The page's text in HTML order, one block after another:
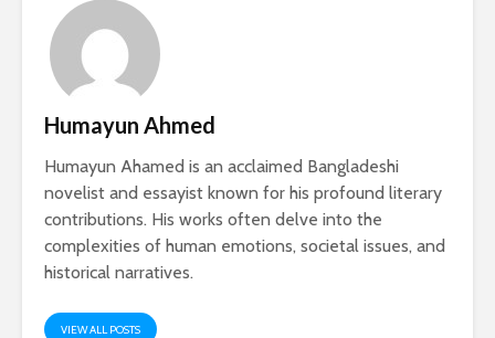
Humayun Ahmed
Humayun Ahamed is an acclaimed Bangladeshi
novelist and essayist known for his profound literary
contributions. His works often delve into the
complexities of human emotions, societal issues, and
historical narratives.
VIEW ALL POSTS